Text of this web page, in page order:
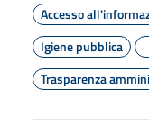
Accesso
Igiene pubblica
Trasparenza